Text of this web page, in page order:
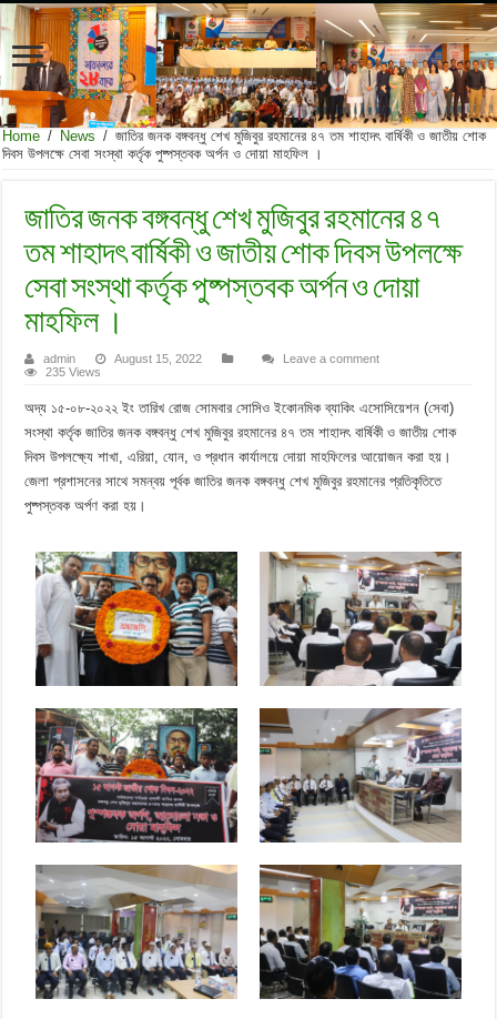
Home / News / জাতির জনক বঙ্গবন্ধু শেখ মুজিবুর রহমানের ৪৭ তম শাহাদৎ বার্ষিকী ও জাতীয় শোক
দিবস উপলক্ষে সেবা সংস্থা কর্তৃক পুষ্পস্তবক অর্পন ও দোয়া মাহফিল ।
জাতির জনক বঙ্গবন্ধু শেখ মুজিবুর রহমানের ৪৭
তম শাহাদৎ বার্ষিকী ও জাতীয় শোক দিবস উপলক্ষে
সেবা সংস্থা কর্তৃক পুষ্পস্তবক অর্পন ও দোয়া
মাহফিল ।
admin August 15, 2022
Leave a comment
235 Views
অদ্য ১৫-০৮-২০২২ ইং তারিখ রোজ সোমবার সোসিও ইকোনমিক ব্যাকিং এসোসিয়েশন (সেবা)
সংস্থা কর্তৃক জাতির জনক বঙ্গবন্ধু শেখ মুজিবুর রহমানের ৪৭ তম শাহাদৎ বার্ষিকী ও জাতীয় শোক
দিবস উপলক্ষ্যে শাখা, এরিয়া, যোন, ও প্রধান কার্যালয়ে দোয়া মাহফিলের আয়োজন করা হয়।
জেলা প্রশাসনের সাথে সমন্বয় পূর্বক জাতির জনক বঙ্গবন্ধু শেখ মুজিবুর রহমানের প্রতিকৃতিতে
পুষ্পস্তবক অর্পণ করা হয়।